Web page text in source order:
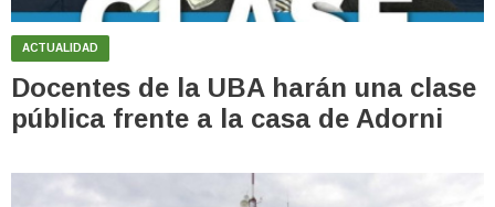
ACTUALIDAD
Docentes de la UBA harán una clase
pública frente a la casa de Adorni